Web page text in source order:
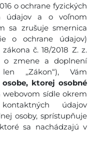
o ochrane fyzických
údajov a o voľnom
sa zrušuje smernica
o ochrane údajov)
č. 18/2018 Z. z.
o zmene a doplnení
,,Zákon“), Vám
ktorej osobné
sídle okrem
údajov
osoby, sprístupňuje
sa nachádzajú v